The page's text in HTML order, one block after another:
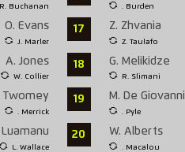
R. Buchanan . Burden
O. Evans
J. Marler
17 Z. Zhvania
Z. Taulafo
A. Jones
W. Collier
18 G. Melikidze
R. Slimani
Twomey
. Merrick
19 M. De Giovanni
. Pyle
Luamanu
L. Wallace
20 W. Alberts
. Macalou